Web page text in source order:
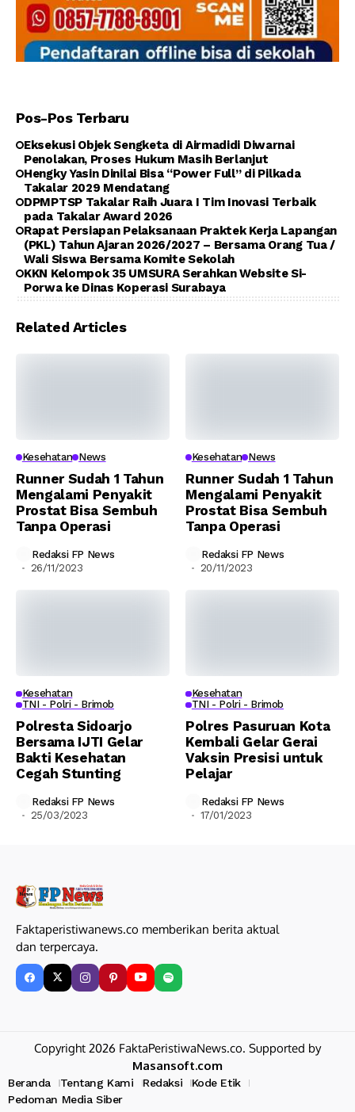
Pos-Pos Terbaru
Eksekusi Objek Sengketa di Airmadidi Diwarnai
Penolakan, Proses Hukum Masih Berlanjut
Hengky Yasin Dinilai Bisa “Power Full” di Pilkada
Takalar 2029 Mendatang
DPMPTSP Takalar Raih Juara I Tim Inovasi Terbaik
pada Takalar Award 2026
Rapat Persiapan Pelaksanaan Praktek Kerja Lapangan
(PKL) Tahun Ajaran 2026/2027 – Bersama Orang Tua /
Wali Siswa Bersama Komite Sekolah
KKN Kelompok 35 UMSURA Serahkan Website Si-
Porwa ke Dinas Koperasi Surabaya
Related Articles
Kesehatan News
Runner Sudah 1 Tahun
Mengalami Penyakit
Prostat Bisa Sembuh
Tanpa Operasi
Redaksi FP News
26/11/2023
Kesehatan News
Runner Sudah 1 Tahun
Mengalami Penyakit
Prostat Bisa Sembuh
Tanpa Operasi
Redaksi FP News
20/11/2023
Kesehatan
TNI - Polri - Brimob
Polresta Sidoarjo
Bersama IJTI Gelar
Bakti Kesehatan
Cegah Stunting
Redaksi FP News
25/03/2023
Kesehatan
TNI - Polri - Brimob
Polres Pasuruan Kota
Kembali Gelar Gerai
Vaksin Presisi untuk
Pelajar
Redaksi FP News
17/01/2023
Faktaperistiwanews.co memberikan berita aktual
dan terpercaya.
Copyright 2026 FaktaPeristiwaNews.co. Supported by
Masansoft.com
Beranda Tentang Kami Redaksi
Kode Etik
Pedoman Media Siber